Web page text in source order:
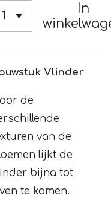
In
Vlinder
de
van de
lijkt de
bijna tot
te komen.